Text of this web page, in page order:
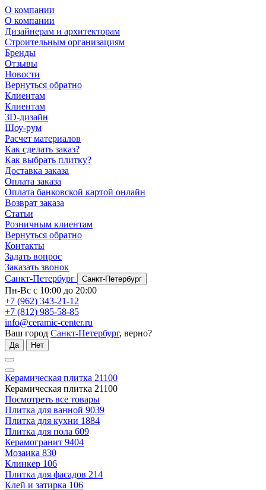
О компании
О компании
Дизайнерам и архитекторам
Строительным организациям
Бренды
Отзывы
Новости
Вернуться обратно
Клиентам
Клиентам
3D-дизайн
Шоу-рум
Расчет материалов
Как сделать заказ?
Как выбрать плитку?
Доставка заказа
Оплата заказа
Оплата банковской картой онлайн
Возврат заказа
Статьи
Розничным клиентам
Вернуться обратно
Контакты
Задать вопрос
Заказать звонок
Санкт-Петербург
Санкт-Петербург
Пн-Вс с 10:00 до 20:00
+7 (962) 343-21-12
+7 (812) 985-58-85
info@ceramic-center.ru
Ваш город Санкт-Петербург, верно?
Да Нет
Керамическая плитка 21100
Керамическая плитка 21100
Посмотреть все товары
Плитка для ванной 9039
Плитка для кухни 1884
Плитка для пола 609
Керамогранит 9404
Мозаика 830
Клинкер 106
Плитка для фасадов 214
Клей и затирка 106